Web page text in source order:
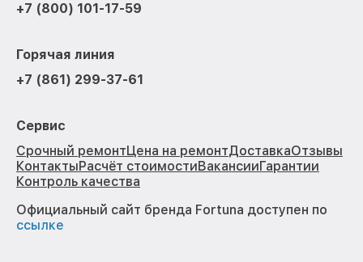
+7 (800) 101-17-59
Горячая линия
+7 (861) 299-37-61
Сервис
Срочный ремонтЦена на ремонтДоставкаОтзывы
КонтактыРасчёт стоимостиВакансииГарантии
Контроль качества
Официальный сайт бренда Fortuna доступен по
ссылке